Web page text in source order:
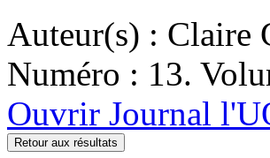
Auteur(s) : Claire
Numéro : 13.
Ouvrir Journal
Retour aux résultats